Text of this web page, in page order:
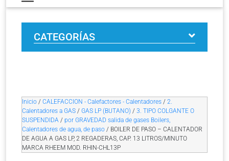
CATEGORÍAS
Inicio / CALEFACCION - Calefactores - Calentadores / 2.
Calentadores a GAS / GAS LP (BUTANO) / 3. TIPO COLGANTE O
SUSPENDIDA / por GRAVEDAD salida de gases Boilers,
Calentadores de agua, de paso / BOILER DE PASO – CALENTADOR
DE AGUA A GAS LP, 2 REGADERAS, CAP. 13 LITROS/MINUTO
MARCA RHEEM MOD. RHIN-CHL13P